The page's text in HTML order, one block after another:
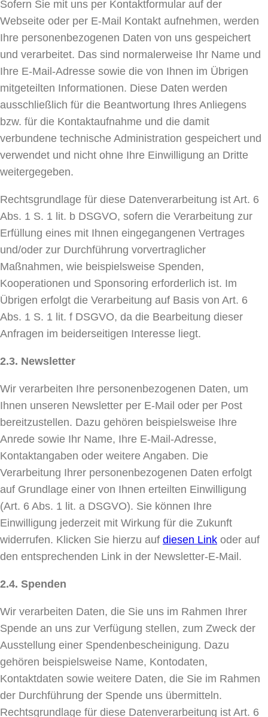
Sofern Sie mit uns per Kontaktformular auf der
Webseite oder per E-Mail Kontakt aufnehmen, werden
Ihre personenbezogenen Daten von uns gespeichert
und verarbeitet. Das sind normalerweise Ihr Name und
Ihre E-Mail-Adresse sowie die von Ihnen im Übrigen
mitgeteilten Informationen. Diese Daten werden
ausschließlich für die Beantwortung Ihres Anliegens
bzw. für die Kontaktaufnahme und die damit
verbundene technische Administration gespeichert und
verwendet und nicht ohne Ihre Einwilligung an Dritte
weitergegeben.
Rechtsgrundlage für diese Datenverarbeitung ist Art. 6
Abs. 1 S. 1 lit. b DSGVO, sofern die Verarbeitung zur
Erfüllung eines mit Ihnen eingegangenen Vertrages
und/oder zur Durchführung vorvertraglicher
Maßnahmen, wie beispielsweise Spenden,
Kooperationen und Sponsoring erforderlich ist. Im
Übrigen erfolgt die Verarbeitung auf Basis von Art. 6
Abs. 1 S. 1 lit. f DSGVO, da die Bearbeitung dieser
Anfragen im beiderseitigen Interesse liegt.
2.3. Newsletter
Wir verarbeiten Ihre personenbezogenen Daten, um
Ihnen unseren Newsletter per E-Mail oder per Post
bereitzustellen. Dazu gehören beispielsweise Ihre
Anrede sowie Ihr Name, Ihre E-Mail-Adresse,
Kontaktangaben oder weitere Angaben. Die
Verarbeitung Ihrer personenbezogenen Daten erfolgt
auf Grundlage einer von Ihnen erteilten Einwilligung
(Art. 6 Abs. 1 lit. a DSGVO). Sie können Ihre
Einwilligung jederzeit mit Wirkung für die Zukunft
widerrufen. Klicken Sie hierzu auf diesen Link oder auf
den entsprechenden Link in der Newsletter-E-Mail.
2.4. Spenden
Wir verarbeiten Daten, die Sie uns im Rahmen Ihrer
Spende an uns zur Verfügung stellen, zum Zweck der
Ausstellung einer Spendenbescheinigung. Dazu
gehören beispielsweise Name, Kontodaten,
Kontaktdaten sowie weitere Daten, die Sie im Rahmen
der Durchführung der Spende uns übermitteln.
Rechtsgrundlage für diese Datenverarbeitung ist Art. 6